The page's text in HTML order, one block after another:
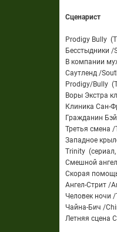
Сценарист
Prodigy Bully
Бесстыдники /
В компании
Саутленд /
Prodigy/Bully
Воры Экстра
Клиника Сан-
Гражданин
Третья смена
Западное
Trinity
Смешной
Скорая
Ангел-Стрит /
Человек ночи
Чайна-Бич /
Летняя сцена